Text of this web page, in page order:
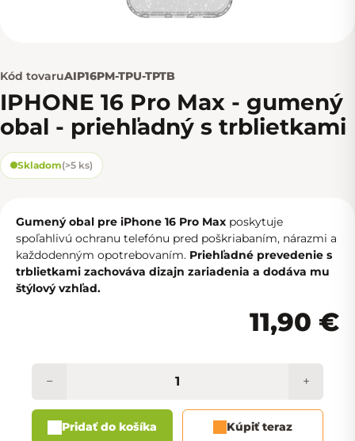
Kód tovaruAIP16PM-TPU-TPTB
IPHONE 16 Pro Max - gumený
obal - priehľadný s trblietkami
Skladom(>5 ks)
Gumený obal pre iPhone 16 Pro Max poskytuje
spoľahlivú ochranu telefónu pred poškriabaním, nárazmi a
každodenným opotrebovaním. Priehľadné prevedenie s
trblietkami zachováva dizajn zariadenia a dodáva mu
štýlový vzhľad.
11,90 €
+
−
Pridať do košíka Kúpiť teraz